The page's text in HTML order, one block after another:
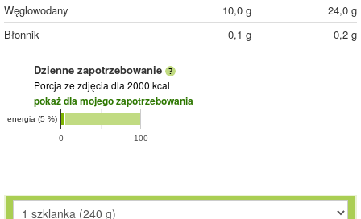
Węglowodany
10,0 g
24,0 g
Błonnik
0,1 g 0,2 g
Dzienne zapotrzebowanie
Porcja ze zdjęcia dla 2000 kcal
pokaż dla mojego zapotrzebowania
0 100
energia (5 %)